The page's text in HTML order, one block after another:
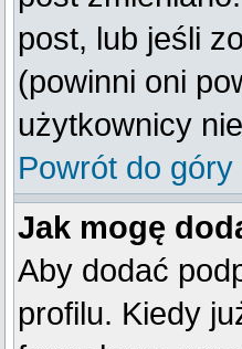
post, lub jeśli
(powinni oni
użytkownicy
Powrót do góry
Jak mogę
Aby dodać
profilu. Kiedy